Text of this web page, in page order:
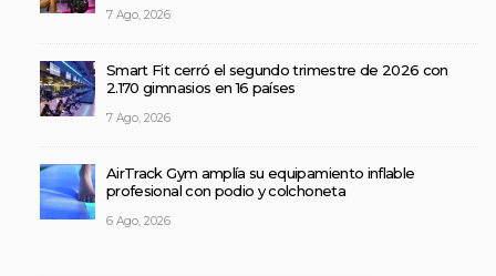
7 Ago, 2026
Smart Fit cerró el segundo trimestre de 2026 con
2.170 gimnasios en 16 países
7 Ago, 2026
AirTrack Gym amplía su equipamiento inflable
profesional con podio y colchoneta
6 Ago, 2026